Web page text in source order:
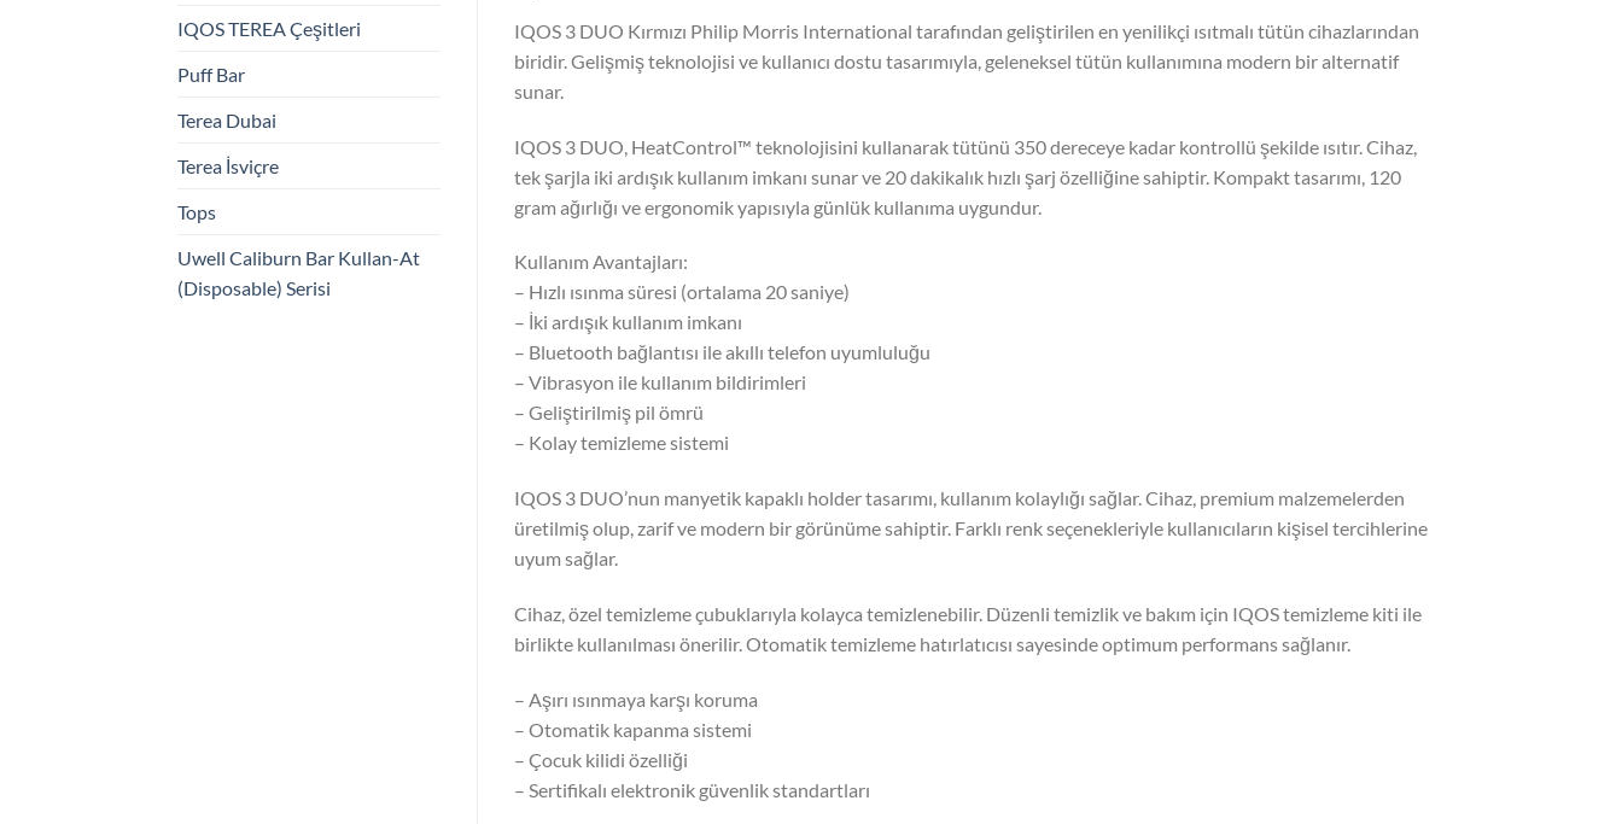
IQOS TEREA Çeşitleri
Puff Bar
Terea Dubai
Terea İsviçre
Tops
Uwell Caliburn Bar Kullan-At
(Disposable) Serisi
IQOS 3 DUO Kırmızı Philip Morris International tarafından geliştirilen en yenilikçi ısıtmalı tütün cihazlarından
biridir. Gelişmiş teknolojisi ve kullanıcı dostu tasarımıyla, geleneksel tütün kullanımına modern bir alternatif
sunar.
IQOS 3 DUO, HeatControl™ teknolojisini kullanarak tütünü 350 dereceye kadar kontrollü şekilde ısıtır. Cihaz,
tek şarjla iki ardışık kullanım imkanı sunar ve 20 dakikalık hızlı şarj özelliğine sahiptir. Kompakt tasarımı, 120
gram ağırlığı ve ergonomik yapısıyla günlük kullanıma uygundur.
Kullanım Avantajları:
– Hızlı ısınma süresi (ortalama 20 saniye)
– İki ardışık kullanım imkanı
– Bluetooth bağlantısı ile akıllı telefon uyumluluğu
– Vibrasyon ile kullanım bildirimleri
– Geliştirilmiş pil ömrü
– Kolay temizleme sistemi
IQOS 3 DUO’nun manyetik kapaklı holder tasarımı, kullanım kolaylığı sağlar. Cihaz, premium malzemelerden
üretilmiş olup, zarif ve modern bir görünüme sahiptir. Farklı renk seçenekleriyle kullanıcıların kişisel tercihlerine
uyum sağlar.
Cihaz, özel temizleme çubuklarıyla kolayca temizlenebilir. Düzenli temizlik ve bakım için IQOS temizleme kiti ile
birlikte kullanılması önerilir. Otomatik temizleme hatırlatıcısı sayesinde optimum performans sağlanır.
– Aşırı ısınmaya karşı koruma
– Otomatik kapanma sistemi
– Çocuk kilidi özelliği
– Sertifikalı elektronik güvenlik standartları